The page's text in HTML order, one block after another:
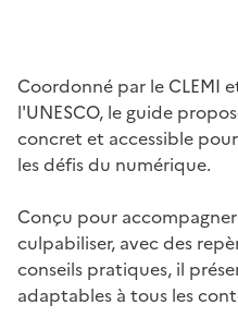
Coordonné par le CLEMI
l'UNESCO, le guide
concret et accessible
les défis du numérique.
Conçu pour
culpabiliser, avec des
conseils pratiques, il
adaptables à tous les